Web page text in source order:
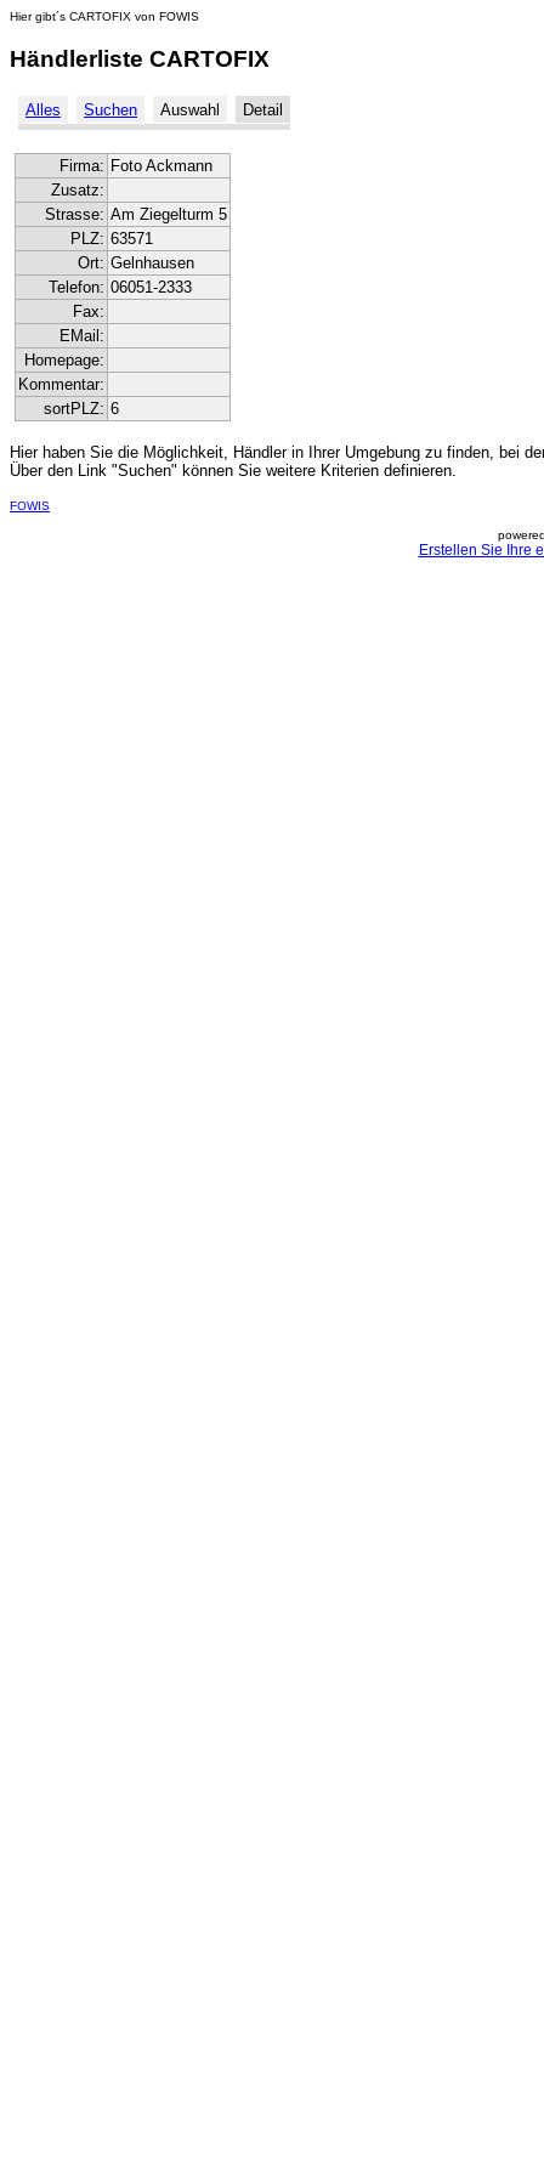
Hier gibt´s CARTOFIX von FOWIS
Händlerliste CARTOFIX
Alles Suchen Auswahl Detail
Firma: Foto Ackmann
Zusatz:
Strasse: Am Ziegelturm 5
PLZ: 63571
Ort: Gelnhausen
Telefon: 06051-2333
Fax:
EMail:
Homepage:
Kommentar:
sortPLZ: 6
Hier haben Sie die Möglichkeit, Händler in Ihrer Umgebung zu finden, bei
Über den Link "Suchen" können Sie weitere Kriterien definieren.
FOWIS
Erstellen Sie Ihre